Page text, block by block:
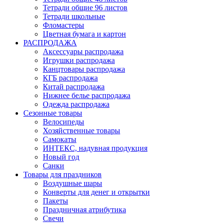
Тетради общие 96 листов
Тетради школьные
Фломастеры
Цветная бумага и картон
РАСПРОДАЖА
Аксессуары распродажа
Игрушки распродажа
Канцтовары распродажа
КГБ распродажа
Китай распродажа
Нижнее белье распродажа
Одежда распродажа
Сезонные товары
Велосипеды
Хозяйственные товары
Самокаты
ИНТЕКС, надувная продукция
Новый год
Санки
Товары для праздников
Воздушные шары
Конверты для денег и открытки
Пакеты
Праздничная атрибутика
Свечи